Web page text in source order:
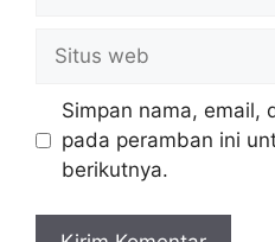
web
Simpan nama, email,
pada peramban ini
berikutnya.